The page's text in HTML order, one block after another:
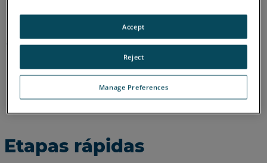
Etapas rápidas
Manage Preferences
Reject
Accept